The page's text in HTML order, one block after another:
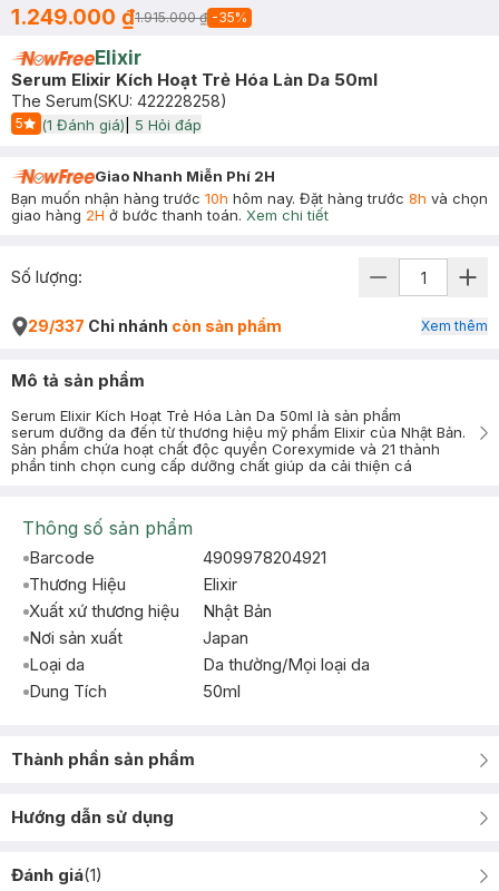
1.249.000 ₫1.915.000 ₫ -35%
Elixir
Serum Elixir Kích Hoạt Trẻ Hóa Làn Da 50ml
The Serum(SKU: 422228258)
5
Start Icon
(1 Đánh giá) 5 Hỏi đáp
Giao Nhanh Miễn Phí 2H
Bạn muốn nhận hàng trước 10h hôm nay. Đặt hàng trước 8h và chọn
giao hàng 2H ở bước thanh toán. Xem chi tiết
Số lượng:
29/337 Chi nhánh còn sản phẩm Xem thêm
Mô tả sản phẩm
Serum Elixir Kích Hoạt Trẻ Hóa Làn Da 50ml là sản phẩm
serum dưỡng da đến từ thương hiệu mỹ phẩm Elixir của Nhật Bản.
Sản phẩm chứa hoạt chất độc quyền Corexymide và 21 thành
phần tinh chọn cung cấp dưỡng chất giúp da cải thiện cá
Thông số sản phẩm
Barcode
4909978204921
Thương Hiệu
Elixir
Xuất xứ thương hiệu
Nhật Bản
Nơi sản xuất
Japan
Loại da
Da thường/Mọi loại da
Dung Tích
50ml
Thành phần sản phẩm
Hướng dẫn sử dụng
Đánh giá(1)